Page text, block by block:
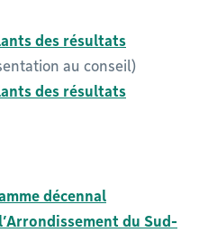
des résultats
au conseil)
des résultats
décennal
du Sud-